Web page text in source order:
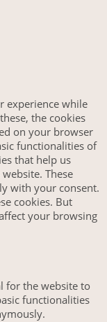
experience while
the cookies
on your browser
functionalities of
that help us
These
with your consent.
cookies. But
your browsing
for the website to
functionalities